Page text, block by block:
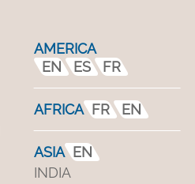
Portes à
Lesportes souples
les temps
AMERICA
EN
ES FR
AFRICA FR EN
ASIA EN
INDIA